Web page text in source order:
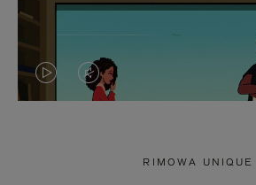
LA LE
RIMOWA UNIQUE